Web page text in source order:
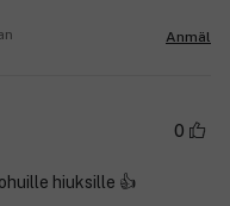
Anmäl
0
hiuksille 👍